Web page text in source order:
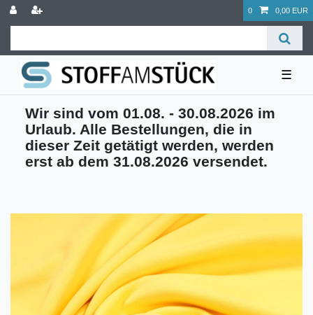
0 0,00 EUR
☰
Wir sind vom 01.08. - 30.08.2026 im
Urlaub. Alle Bestellungen, die in
dieser Zeit getätigt werden, werden
erst ab dem 31.08.2026 versendet.